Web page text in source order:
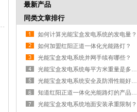
最新产品
同类文章排行
如何计算光能宝盒发电系统的发电量？
如何加盟红阳正道一体化光能路灯？
光能宝盒发电系统并网手续有哪些？
光能宝盒发电系统每平方米重量是多少？
光能宝盒发电系统安全及防滑性能好吗？
知道红阳正道一体化光能路灯的产品规格有哪些吗？
光能宝盒发电系统地面安装承重限制？